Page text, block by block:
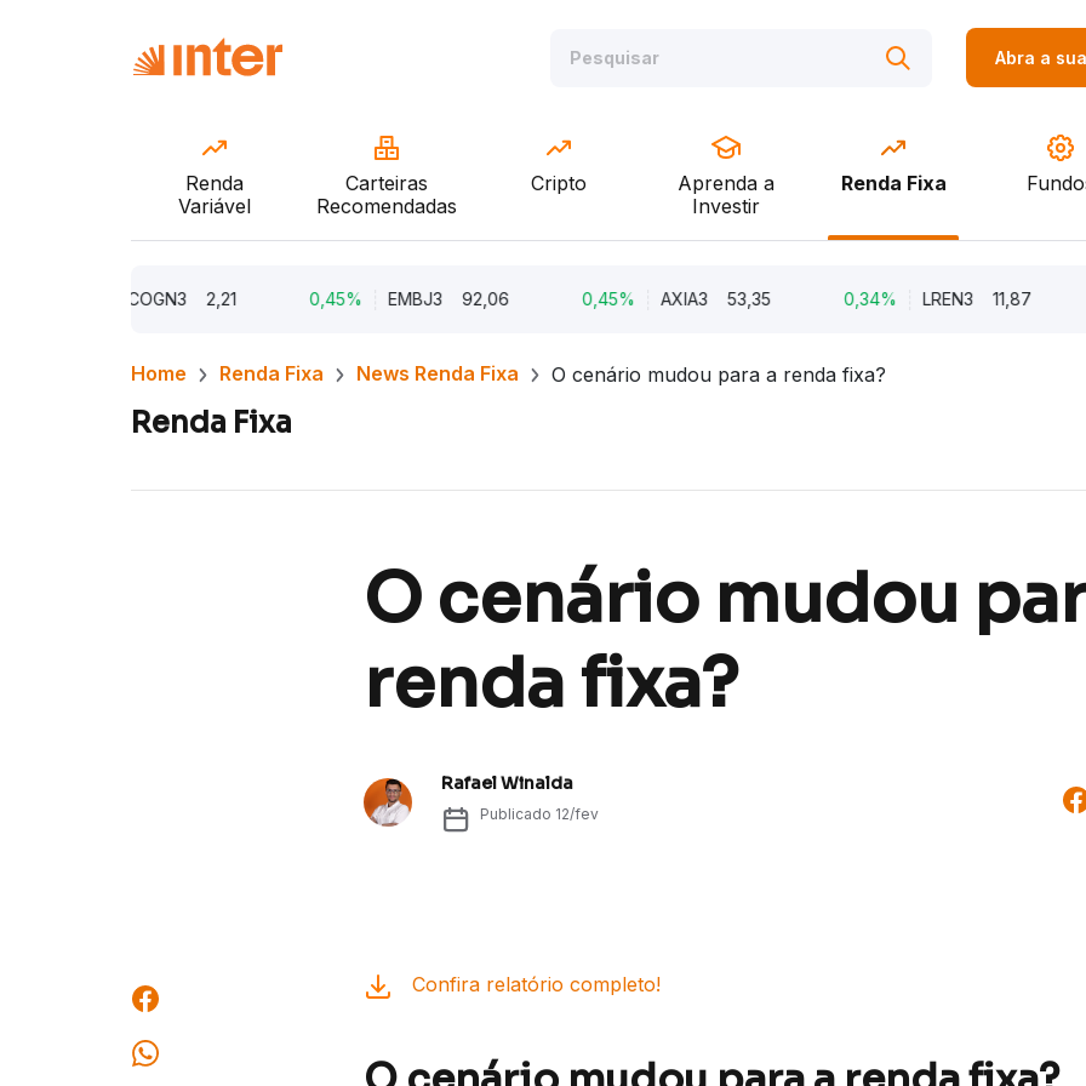
Abra a
Renda
Variável
Carteiras
Recomendadas
Cripto
Aprenda a
Investir
Renda Fixa
COGN3 2,21 0,45% EMBJ3 92,06 0,45% AXIA3 53,35 0,34% LREN3 11,87
Home Renda Fixa News Renda Fixa O cenário mudou para a renda fixa?
Renda Fixa
O cenário mudou
renda fixa?
Rafael Winalda
Publicado 12/fev
Confira relatório completo!